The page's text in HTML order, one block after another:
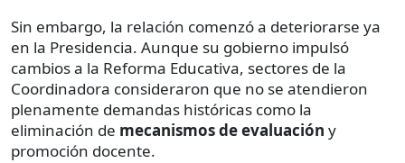
Sin embargo, la relación comenzó a deteriorarse ya
en la Presidencia. Aunque su gobierno impulsó
cambios a la Reforma Educativa, sectores de la
Coordinadora consideraron que no se atendieron
plenamente demandas históricas como la
eliminación de mecanismos de evaluación y
promoción docente.